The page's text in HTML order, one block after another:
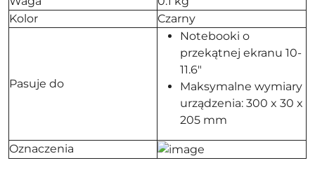
Kolor
Czarny
Pasuje do
Notebooki o
przekątnej ekranu 10-
11.6"
Maksymalne wymiary
urządzenia: 300 x 30 x
205 mm
Oznaczenia